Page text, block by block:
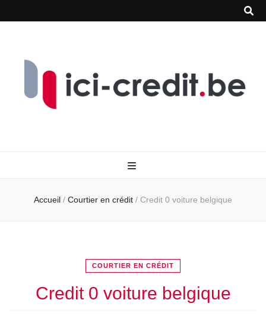
Accueil / Courtier en crédit / Credit 0 voiture belgique
COURTIER EN CRÉDIT
Credit 0 voiture belgique